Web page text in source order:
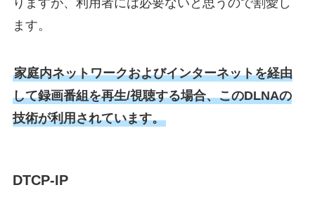
りますが、利用者には必要ないと思うので割愛し
ます。
家庭内ネットワークおよびインターネットを経由
して録画番組を再生/視聴する場合、このDLNAの
技術が利用されています。
DTCP-IP